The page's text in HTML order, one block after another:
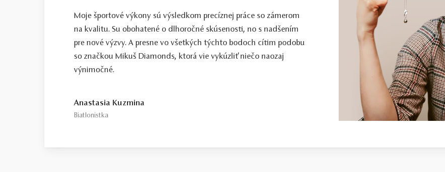
Moje športové výkony sú výsledkom precíznej práce so zámerom
na kvalitu. Su obohatené o dlhoročné skúsenosti, no s nadšením
pre nové výzvy. A presne vo všetkých týchto bodoch cítim podobu
so značkou Mikuš Diamonds, ktorá vie vykúzliť niečo naozaj
výnimočné.
Anastasia Kuzmina
Biatlonistka